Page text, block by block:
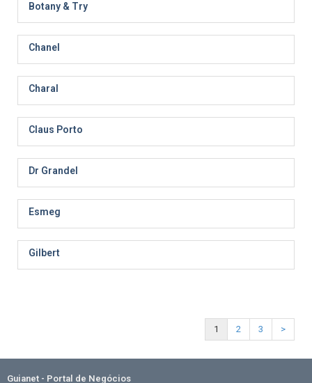
Botany & Try
Chanel
Charal
Claus Porto
Dr Grandel
Esmeg
Gilbert
1 2 3 >
Guianet - Portal de Negócios